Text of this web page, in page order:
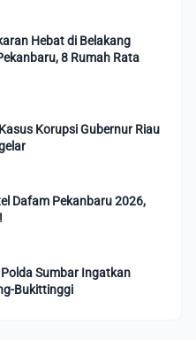
Hebat di Belakang
8 Rumah Rata
Korupsi Gubernur Riau
Dafam Pekanbaru 2026,
Sumbar Ingatkan
Bukittinggi